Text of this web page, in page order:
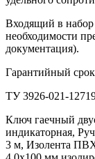
Входящий в
необходимости
документация).
Гарантийный
ТУ 3926-021-
Ключ гаечный
индикаторная,
3 м, Изолента